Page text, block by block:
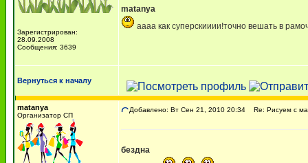
Зарегистрирован:
28.09.2008
Сообщения: 3639
matanya
аааа как суперскииии!точно вешать в
Вернуться к началу
matanya
Организатор СП
Добавлено: Вт Сен 21, 2010 20:34 Re: Рисуем с
бездна